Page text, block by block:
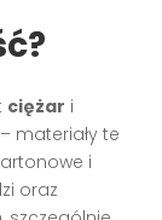
ciężar i
– materiały te
i
oraz